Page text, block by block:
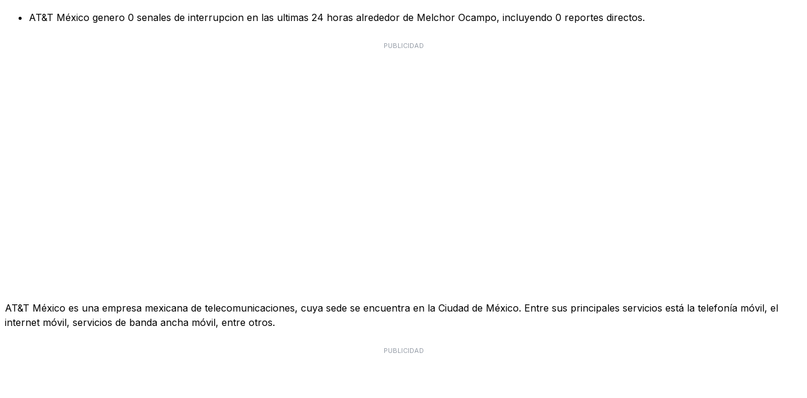
AT&T México genero 0 senales de interrupcion en las ultimas 24 horas alrededor de Melchor Ocampo, incluyendo 0 reportes directos.
PUBLICIDAD
AT&T México es una empresa mexicana de telecomunicaciones, cuya sede se encuentra en la Ciudad de México. Entre sus principales servicios está la telefonía móvil, el
internet móvil, servicios de banda ancha móvil, entre otros.
PUBLICIDAD